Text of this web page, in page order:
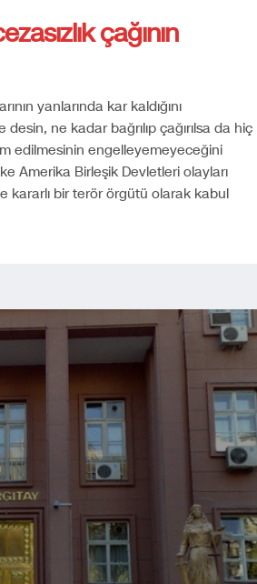
çağının
yanlarında kar kaldığını
ne kadar bağrılıp çağırılsa da hiç
edilmesinin engelleyemeyeceğini
Amerika Birleşik Devletleri olayları
kararlı bir terör örgütü olarak kabul